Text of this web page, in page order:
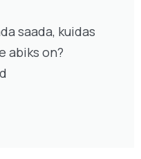
saada, kuidas
abiks on?